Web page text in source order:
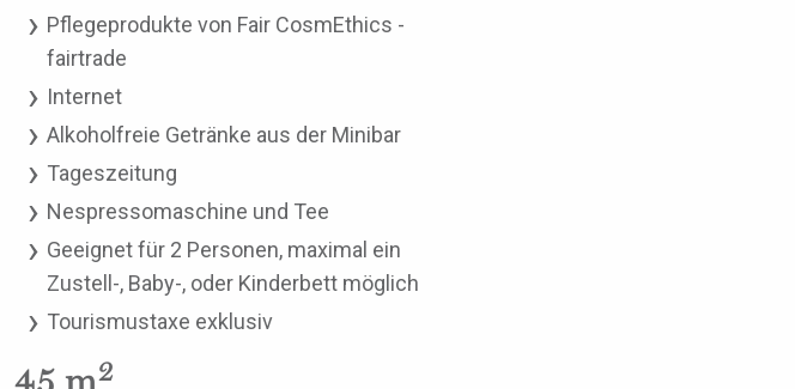
Pflegeprodukte von Fair CosmEthics -
fairtrade
Internet
Alkoholfreie Getränke aus der Minibar
Tageszeitung
Nespressomaschine und Tee
Geeignet für 2 Personen, maximal ein
Zustell-, Baby-, oder Kinderbett möglich
Tourismustaxe exklusiv
2